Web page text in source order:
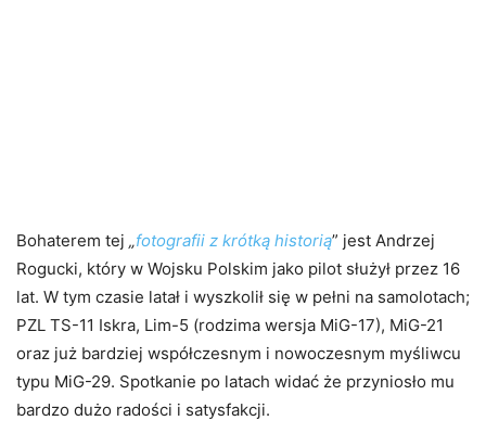
Bohaterem tej „fotografii z krótką historią” jest Andrzej
Rogucki, który w Wojsku Polskim jako pilot służył przez 16
lat. W tym czasie latał i wyszkolił się w pełni na samolotach;
PZL TS-11 Iskra, Lim-5 (rodzima wersja MiG-17), MiG-21
oraz już bardziej współczesnym i nowoczesnym myśliwcu
typu MiG-29. Spotkanie po latach widać że przyniosło mu
bardzo dużo radości i satysfakcji.